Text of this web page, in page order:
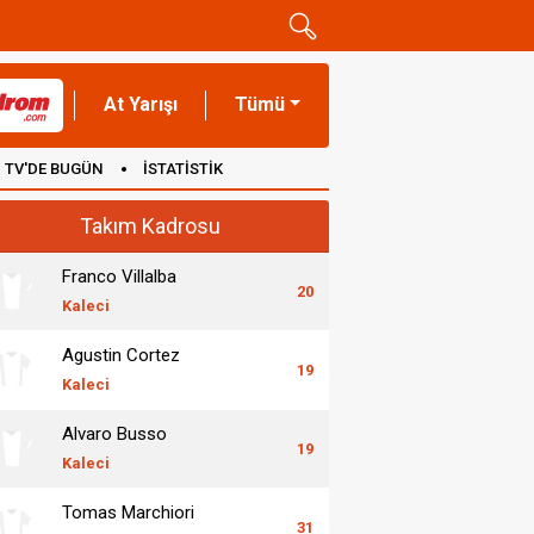
At Yarışı Tümü
TV'DE BUGÜN İSTATİSTİK
Takım Kadrosu
Franco Villalba
Kaleci
20
Agustin Cortez
Kaleci
19
Alvaro Busso
Kaleci
19
Tomas Marchiori
31